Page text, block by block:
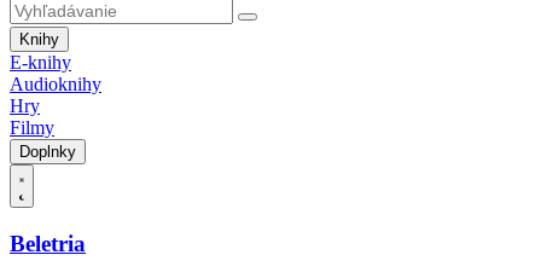
Knihy
E-knihy
Audioknihy
Hry
Filmy
Doplnky
Beletria